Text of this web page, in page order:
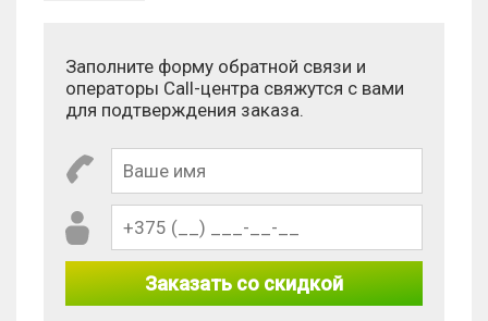
Заполните форму обратной связи и
операторы Call-центра свяжутся с вами
для подтверждения заказа.
Заказать со скидкой